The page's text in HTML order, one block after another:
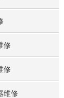
修
修
维修